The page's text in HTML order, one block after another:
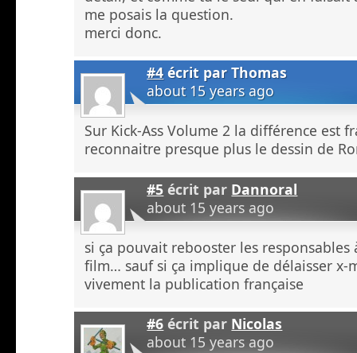
me posais la question.
merci donc.
#4écrit parThomas
about 15 years ago
Sur Kick-Ass Volume 2 la différence est
reconnaitre presque plus le dessin de
#5 écrit par Dannoral
about 15 years ago
si ça pouvait rebooster les
film… sauf si ça implique de délaisser x-
vivement la publication française
#6 écrit par Nicolas
about 15 years ago